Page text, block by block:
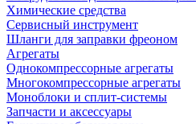
Химические средства
Сервисный инструмент
Шланги для заправки фреоном
Агрегаты
Однокомпрессорные агрегаты
Многокомпрессорные агрегаты
Моноблоки и сплит-системы
Запчасти и аксессуары